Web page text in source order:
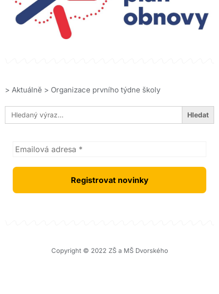
> Aktuálně > Organizace prvního týdne školy
Search
for:
Copyright © 2022 ZŠ a MŠ Dvorského